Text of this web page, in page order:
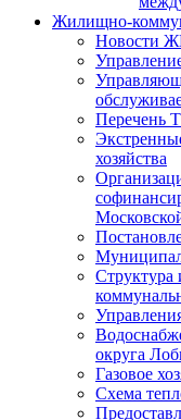
Жилищно-
Новости
Перечень
хозяйства
округа
Газовое
Схема